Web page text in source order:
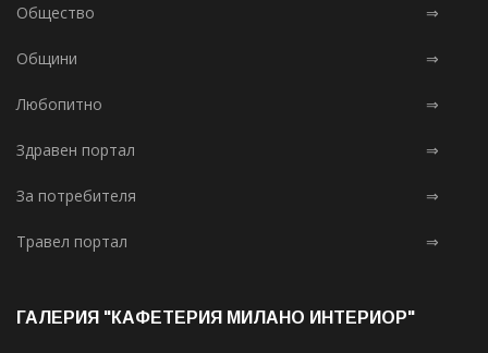
Общество ⇒
Общини ⇒
Любопитно ⇒
Здравен портал ⇒
За потребителя ⇒
Травел портал ⇒
ГАЛЕРИЯ "КАФЕТЕРИЯ МИЛАНО ИНТЕРИОР"